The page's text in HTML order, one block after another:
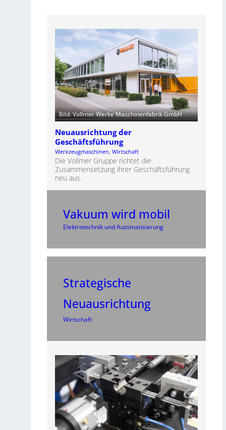
Bild: Vollmer Werke Maschinenfabrik GmbH
Neuausrichtung der
Geschäftsführung
Werkzeugmaschinen , Wirtschaft
Die Vollmer Gruppe richtet die
Zusammensetzung ihrer Geschäftsführung
neu aus.
Vakuum wird mobil
Elektrotechnik und Automatisierung
Strategische
Neuausrichtung
Wirtschaft